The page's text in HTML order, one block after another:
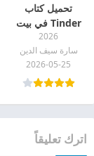
تحميل كتاب
Tinder في بيت
الجدة ثريا pdf
2026
سارة سيف الدين
2026-05-25
اترك تعليقاً